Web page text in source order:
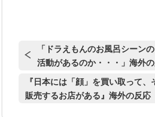
「ドラえもんのお風呂シーン
活動があるのか・・・」海外
『日本には「顔」を買い取って
販売するお店がある』海外の反応